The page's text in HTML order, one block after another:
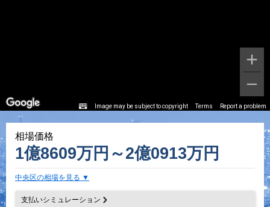
相場価格
1億8609万円～2億0913万円
中央区の相場を見る
支払いシミュレーション
Image may be subject to copyright Terms Report a problem